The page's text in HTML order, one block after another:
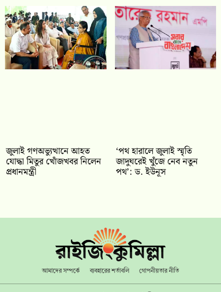
জুলাই গণঅভ্যুত্থানে আহত
যোদ্ধা মিতুর খোঁজখবর নিলেন
প্রধানমন্ত্রী
‘পথ হারালে জুলাই স্মৃতি
জাদুঘরেই খুঁজে নেব নতুন
পথ’: ড. ইউনূস
আমাদের সম্পর্কে ব্যবহারের শর্তাবলি গোপনীয়তার নীতি